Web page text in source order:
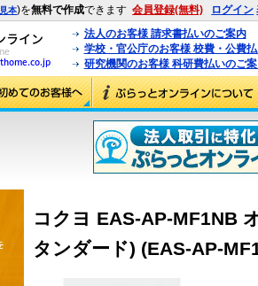
見本)を無料で作成できます 会員登録(無料) ログイン
法人のお客様 請求書払いのご案内
学校・官公庁のお客様 校費・公費
研究機関のお客様 科研費払いのご
コクヨ EAS-AP-MF1NB
タンダード) (EAS-AP-